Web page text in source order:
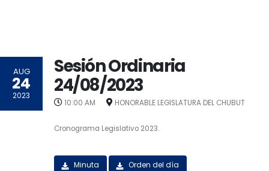
AUG
24
2023
Sesión Ordinaria
24/08/2023
10:00 AM HONORABLE LEGISLATURA DEL CHUBUT
Cronograma Legislativo 2023.
Minuta Orden del día